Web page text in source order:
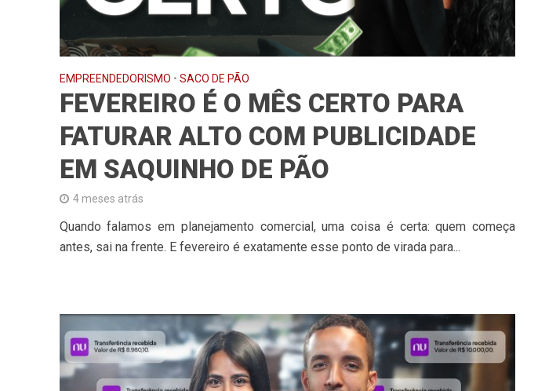
EMPREENDEDORISMO • SACO DE PÃO
FEVEREIRO É O MÊS CERTO PARA
FATURAR ALTO COM PUBLICIDADE
EM SAQUINHO DE PÃO
4 meses atrás
Quando falamos em planejamento comercial, uma coisa é certa: quem começa
antes, sai na frente. E fevereiro é exatamente esse ponto de virada para...